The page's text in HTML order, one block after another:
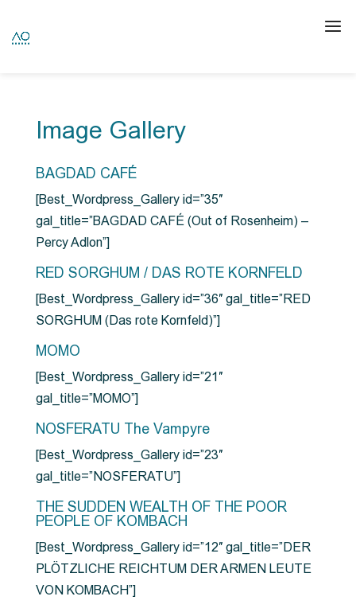
Image Gallery
BAGDAD CAFÉ
[Best_Wordpress_Gallery id=”35″
gal_title=”BAGDAD CAFÉ (Out of Rosenheim) –
Percy Adlon”]
RED SORGHUM / DAS ROTE KORNFELD
[Best_Wordpress_Gallery id=”36″ gal_title=”RED
SORGHUM (Das rote Kornfeld)”]
MOMO
[Best_Wordpress_Gallery id=”21″
gal_title=”MOMO”]
NOSFERATU The Vampyre
[Best_Wordpress_Gallery id=”23″
gal_title=”NOSFERATU”]
THE SUDDEN WEALTH OF THE POOR
PEOPLE OF KOMBACH
[Best_Wordpress_Gallery id=”12″ gal_title=”DER
PLÖTZLICHE REICHTUM DER ARMEN LEUTE
VON KOMBACH”]